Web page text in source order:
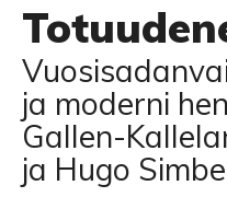
ja moderni
Gallen-
ja Hugo